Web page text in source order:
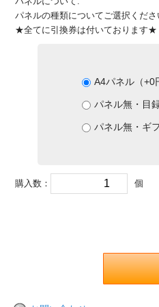
パネルの種類についてご選択くださ
★全てに引換券は付いております★
A4パネル（+0
パネル無・目
パネル無・ギ
購入数： 個